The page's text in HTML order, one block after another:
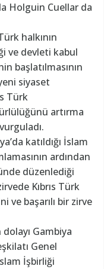
Holguin Cuellar da
halkının
ve devleti kabul
başlatılmasının
siyaset
Türk
artırma
katıldığı İslam
ardından
düzenlediği
Kıbrıs Türk
ve başarılı bir zirve
Gambiya
Genel
İşbirliği